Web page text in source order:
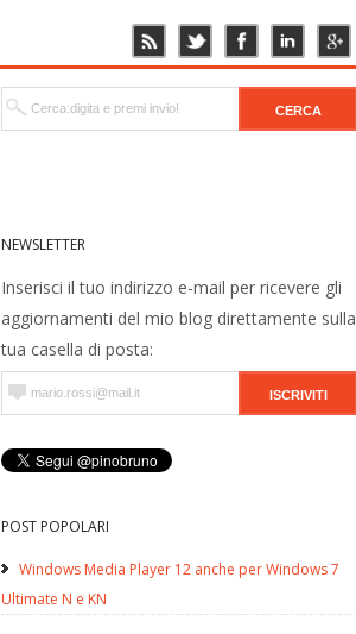
NEWSLETTER
Inserisci il tuo indirizzo e-mail per ricevere gli
aggiornamenti del mio blog direttamente sulla
tua casella di posta:
POST POPOLARI
Windows Media Player 12 anche per Windows 7
Ultimate N e KN